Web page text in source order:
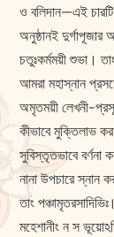
ও বলিদান—এই
অনুষ্ঠানই
চতুঃকর্মময়ী শুভা।
আমরা মহাস্নান
অমৃতময়ী লেখনী-
কীভাবে মুক্তিলাভ
সুবিস্তৃতভাবে
নানা উপচারে স্নান
তাং
মহেশানীং ন স